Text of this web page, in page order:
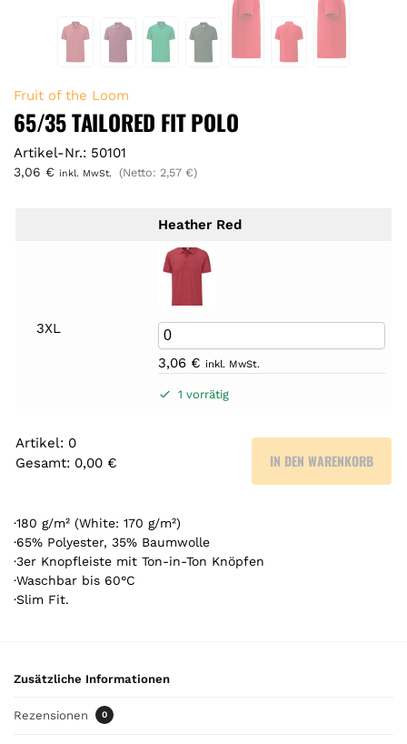
Fruit of the Loom
65/35 TAILORED FIT POLO
Artikel-Nr.: 50101
3,06 € inkl. MwSt. (Netto: 2,57 €)
Heather Red
3XL
3,06 € inkl. MwSt.
1 vorrätig
Artikel: 0
Gesamt: 0,00 €
r
t
i
k
e
o
r
IN DEN WARENKORB
·180 g/m² (White: 170 g/m²)
·65% Polyester, 35% Baumwolle
·3er Knopfleiste mit Ton-in-Ton Knöpfen
·Waschbar bis 60°C
·Slim Fit.
Zusätzliche Informationen
Rezensionen 0